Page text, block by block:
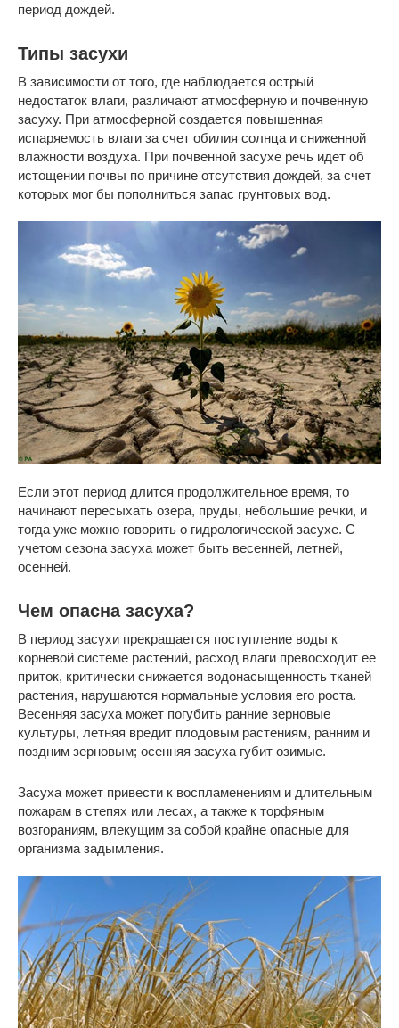
период дождей.
Типы засухи
В зависимости от того, где наблюдается острый
недостаток влаги, различают атмосферную и почвенную
засуху. При атмосферной создается повышенная
испаряемость влаги за счет обилия солнца и сниженной
влажности воздуха. При почвенной засухе речь идет об
истощении почвы по причине отсутствия дождей, за счет
которых мог бы пополниться запас грунтовых вод.
Если этот период длится продолжительное время, то
начинают пересыхать озера, пруды, небольшие речки, и
тогда уже можно говорить о гидрологической засухе. С
учетом сезона засуха может быть весенней, летней,
осенней.
Чем опасна засуха?
В период засухи прекращается поступление воды к
корневой системе растений, расход влаги превосходит ее
приток, критически снижается водонасыщенность тканей
растения, нарушаются нормальные условия его роста.
Весенняя засуха может погубить ранние зерновые
культуры, летняя вредит плодовым растениям, ранним и
поздним зерновым; осенняя засуха губит озимые.
Засуха может привести к воспламенениям и длительным
пожарам в степях или лесах, а также к торфяным
возгораниям, влекущим за собой крайне опасные для
организма задымления.